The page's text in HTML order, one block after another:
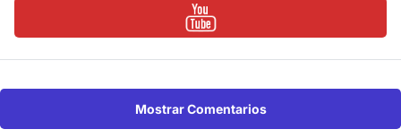
Mostrar Comentarios